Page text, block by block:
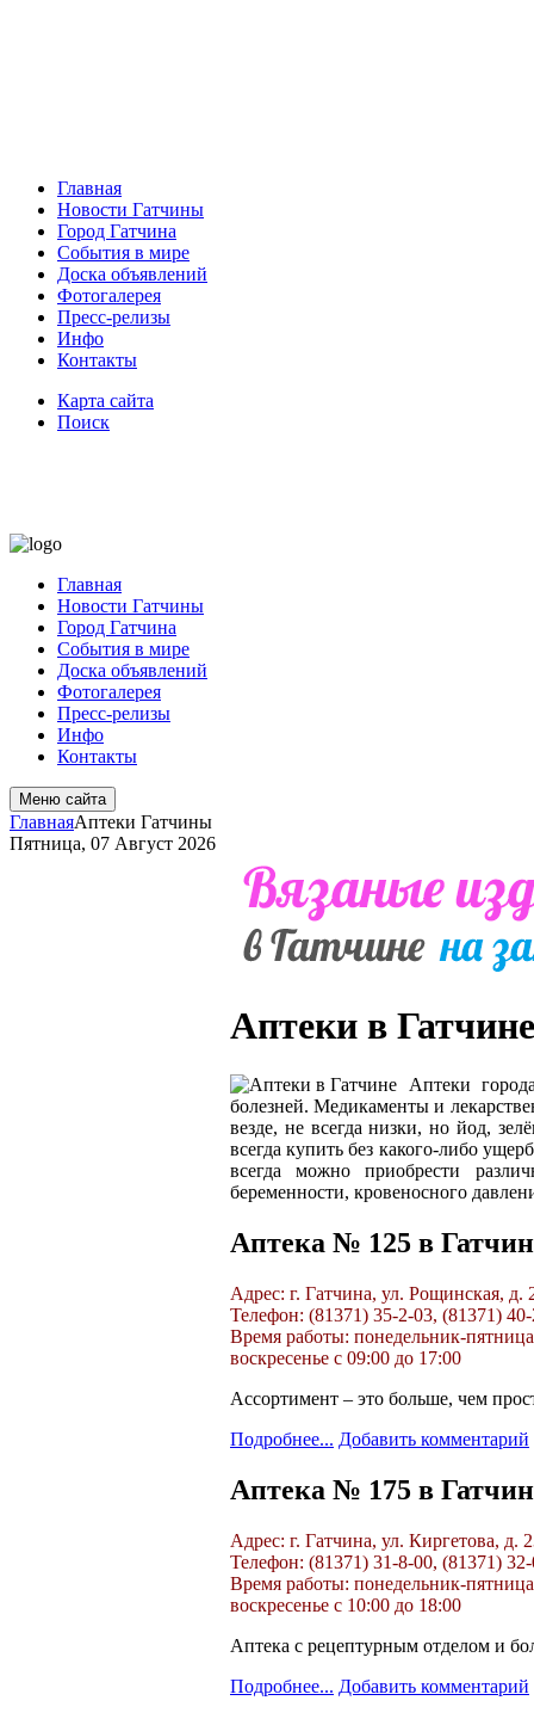
Главная
Новости Гатчины
Город Гатчина
События в мире
Доска объявлений
Фотогалерея
Пресс-релизы
Инфо
Контакты
Карта сайта
Поиск
Главная
Новости Гатчины
Город Гатчина
События в мире
Доска объявлений
Фотогалерея
Пресс-релизы
Инфо
Контакты
Меню сайта
ГлавнаяАптеки Гатчины
Пятница, 07 Август 2026
Аптеки в Гатчине
Аптеки
болезней. Медикаменты и
везде, не всегда низки, но йод,
всегда купить без какого-либо
всегда можно приобрести
беременности, кровеносного
Аптека № 125 в
Адрес: г. Гатчина, ул. Рощинская, д.
Телефон: (81371) 35-2-03, (81371)
Время работы: понедельник-
воскресенье с 09:00 до 17:00
Ассортимент – это больше, чем
Подробнее... Добавить комментарий
Аптека № 175 в
Адрес: г. Гатчина, ул. Киргетова, д.
Телефон: (81371) 31-8-00, (81371)
Время работы: понедельник-
воскресенье с 10:00 до 18:00
Аптека с рецептурным отделом и
Подробнее... Добавить комментарий